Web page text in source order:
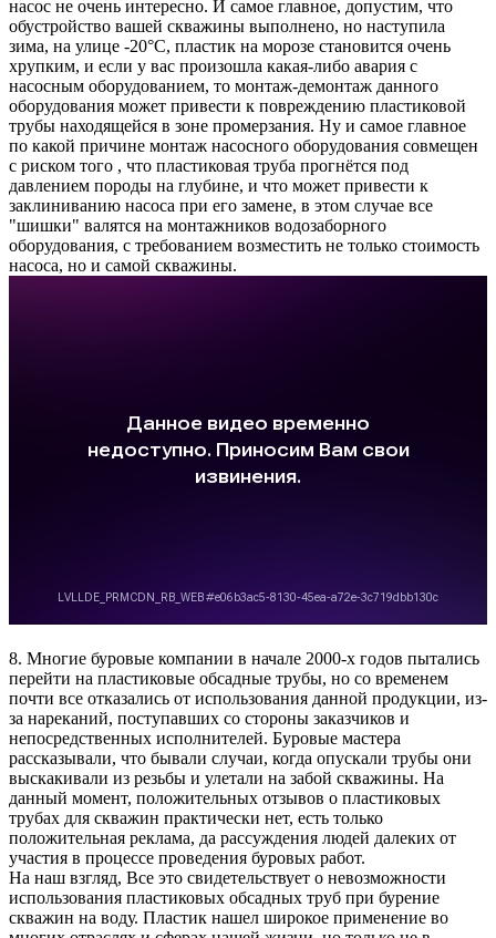
насос не очень интересно. И самое главное, допустим, что
обустройство вашей скважины выполнено, но наступила
зима, на улице -20°C, пластик на морозе становится очень
хрупким, и если у вас произошла какая-либо авария с
насосным оборудованием, то монтаж-демонтаж данного
оборудования может привести к повреждению пластиковой
трубы находящейся в зоне промерзания. Ну и самое главное
по какой причине монтаж насосного оборудования совмещен
с риском того , что пластиковая труба прогнётся под
давлением породы на глубине, и что может привести к
заклиниванию насоса при его замене, в этом случае все
"шишки" валятся на монтажников водозаборного
оборудования, с требованием возместить не только стоимость
насоса, но и самой скважины.
8. Многие буровые компании в начале 2000-х годов пытались
перейти на пластиковые обсадные трубы, но со временем
почти все отказались от использования данной продукции, из-
за нареканий, поступавших со стороны заказчиков и
непосредственных исполнителей. Буровые мастера
рассказывали, что бывали случаи, когда опускали трубы они
выскакивали из резьбы и улетали на забой скважины. На
данный момент, положительных отзывов о пластиковых
трубах для скважин практически нет, есть только
положительная реклама, да рассуждения людей далеких от
участия в процессе проведения буровых работ.
На наш взгляд, Все это свидетельствует о невозможности
использования пластиковых обсадных труб при бурение
скважин на воду. Пластик нашел широкое применение во